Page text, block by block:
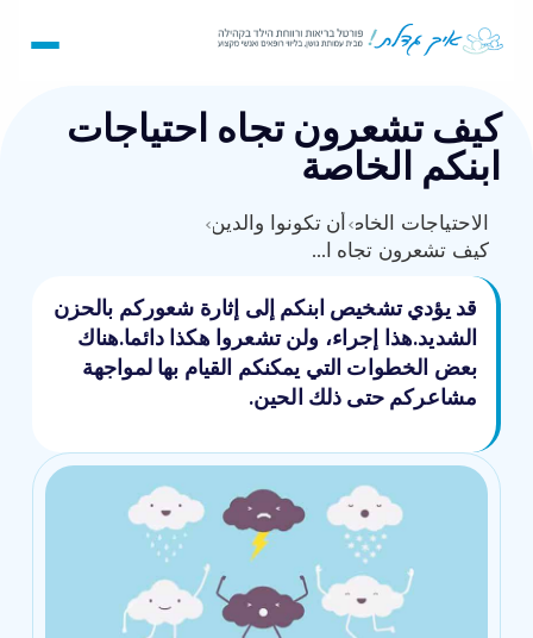
كيف تشعرون تجاه احتياجات
ابنكم الخاصة
الاحتياجات الخاصة
›أن تكونوا والدين›
كيف تشعرون تجاه احتياجات ابنكم الخاصة
قد يؤدي تشخيص ابنكم إلى إثارة شعوركم بالحزن
الشديد.هذا إجراء، ولن تشعروا هكذا دائما.هناك
بعض الخطوات التي يمكنكم القيام بها لمواجهة
مشاعركم حتى ذلك الحين.